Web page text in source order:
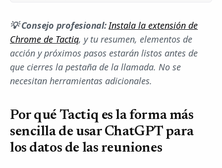
💡 Consejo profesional: Instala la extensión de
Chrome de Tactiq, y tu resumen, elementos de
acción y próximos pasos estarán listos antes de
que cierres la pestaña de la llamada. No se
necesitan herramientas adicionales.
Por qué Tactiq es la forma más
sencilla de usar ChatGPT para
los datos de las reuniones